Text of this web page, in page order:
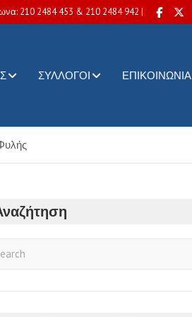
210 2484 453 & 210 2484 942 |
ΣΎΛΛΟΓΟΙ ΕΠΙΚΟΙΝΩΝΊΑ